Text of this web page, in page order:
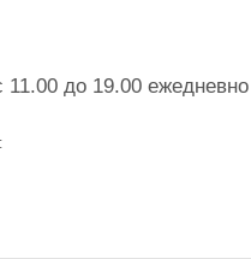
11.00 до 19.00 ежедневно